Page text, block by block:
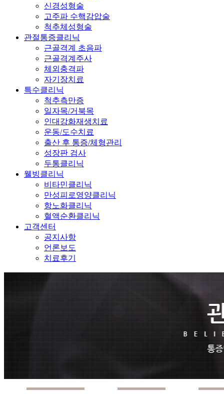
신경성형술
고주파 수핵감압술
척추체성형술
관절통증클리닉
근골격계 초음파
근골격계주사
체외충격파
자기장치료
특수클리닉
척추측만증
일자목/거북목
인대강화재생치료
운동/도수치료
출산 후 통증/체형관리
성장판 검사
두통클리닉
웰빙클리닉
비타민클리닉
만성피로영양클리닉
항노화클리닉
혈액순환클리닉
고객센터
공지사항
언론보도
치료후기